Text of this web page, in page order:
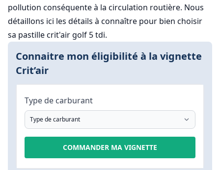
pollution conséquente à la circulation routière. Nous
détaillons ici les détails à connaître pour bien choisir
sa pastille crit'air golf 5 tdi.
Connaitre mon éligibilité à la vignette
Crit’air
Type de carburant
COMMANDER MA VIGNETTE